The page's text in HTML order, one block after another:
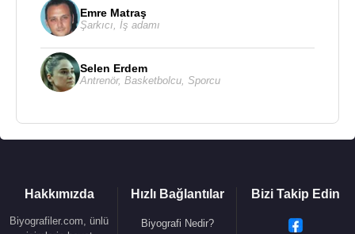
Emre Matraş
Şarkıcı İş adamı
Selen Erdem
Antrenör, Basketbolcu Sporcu
Hakkımızda
Biyografiler.com, ünlü
Hızlı Bağlantılar
Biyografi Nedir?
Bizi Takip Edin